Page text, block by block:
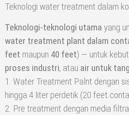
Teknologi water treatment dalam
Teknologi-teknologi utama yang
water treatment plant dalam
feet maupun 40 feet) — untuk
proses industri, atau air untuk
1. Water Treatment Palnt dengan
hingga 4 liter perdetik (20 feet
2. Pre treatment dengan media